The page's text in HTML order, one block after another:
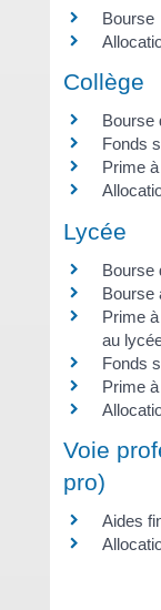
Bourse
Collège
Bourse
Fonds
Prime
Lycée
Bourse
Bourse
Prime
au
Fonds
Prime
Voie
pro)
Aides